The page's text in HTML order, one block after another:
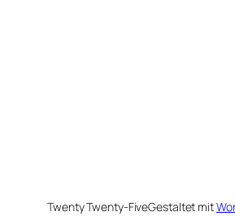
Twenty Twenty-FiveGestaltet mit